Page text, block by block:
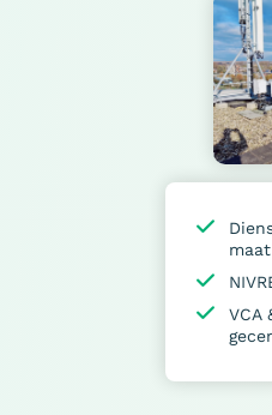
maat
VCA